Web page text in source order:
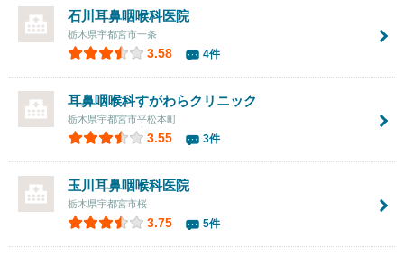
石川耳鼻咽喉科医院
栃木県宇都宮市一条
3.58 4件
耳鼻咽喉科すがわらクリニック
栃木県宇都宮市平松本町
3.55 3件
玉川耳鼻咽喉科医院
栃木県宇都宮市桜
3.75 5件